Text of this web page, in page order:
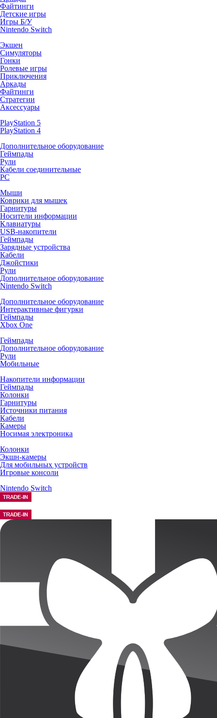
Файтинги
Детские игры
Игры Б/У
Nintendo Switch
Экшен
Симуляторы
Гонки
Ролевые игры
Приключения
Аркады
Файтинги
Стратегии
Аксессуары
PlayStation 5
PlayStation 4
Дополнительное оборудование
Геймпады
Рули
Кабели соединительные
PC
Мыши
Коврики для мышек
Гарнитуры
Носители информации
Клавиатуры
USB-накопители
Геймпады
Зарядные устройства
Кабели
Джойстики
Рули
Дополнительное оборудование
Nintendo Switch
Дополнительное оборудование
Интерактивные фигурки
Геймпады
Xbox One
Геймпады
Дополнительное оборудование
Рули
Мобильные
Накопители информации
Геймпады
Колонки
Гарнитуры
Источники питания
Кабели
Камеры
Носимая электроника
Колонки
Экшн-камеры
Для мобильных устройств
Игровые консоли
Nintendo Switch